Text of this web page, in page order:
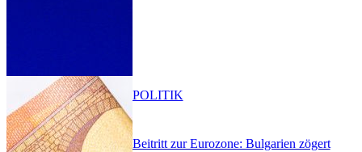
Beitritt zur Eurozone: Bulgarien zögert
POLITIK